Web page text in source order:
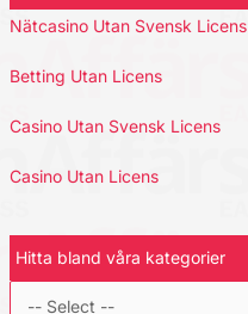
Nätcasino Utan Svensk Licens
Betting Utan Licens
Casino Utan Svensk Licens
Casino Utan Licens
Hitta bland våra kategorier